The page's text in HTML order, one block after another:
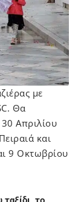
με
Θα
Απριλίου
και
9 Οκτωβρίου